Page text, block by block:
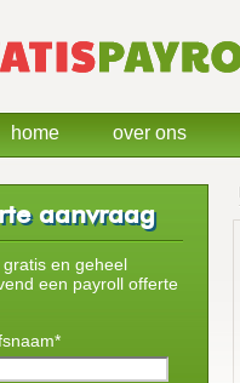
aanvraag
gratis en geheel
een payroll offerte
home over ons